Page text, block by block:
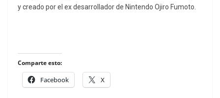
y creado por el ex desarrollador de Nintendo Ojiro Fumoto.
Comparte esto:
Facebook X